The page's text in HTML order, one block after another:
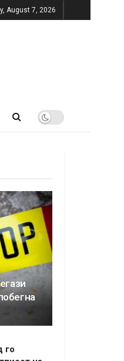
August 7, 2026
го